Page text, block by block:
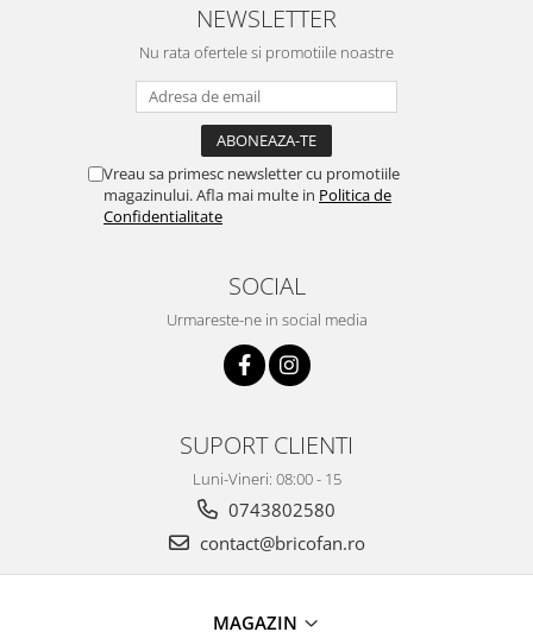
Baterii electrice
Chiuvete bucatarie compozit
Coloane de dus
Paturi electrice cu incalzire
NEWSLETTER
Nu rata ofertele si promotiile noastre
Vreau sa primesc newsletter cu promotiile
magazinului. Afla mai multe in Politica de
Confidentialitate
SOCIAL
Urmareste-ne in social media
SUPORT CLIENTI
Luni-Vineri: 08:00 - 15
0743802580
contact@bricofan.ro
MAGAZIN